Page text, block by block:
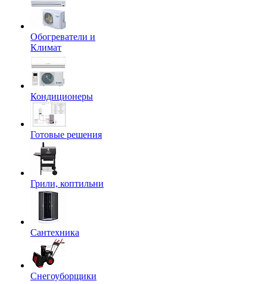
Обогреватели и
Климат
Кондиционеры
Готовые решения
Грили, коптильни
Сантехника
Снегоуборщики